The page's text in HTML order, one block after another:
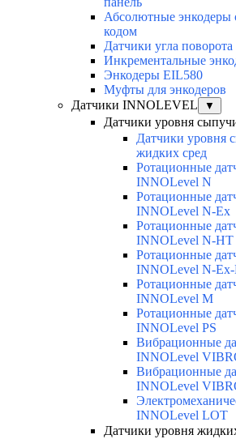
Абсолютные энкодеры
кодом
Датчики угла
Инкрементальные
Энкодеры EIL580
Муфты для энкодеров
Датчики INNOLEVEL
▼
Датчики уровня
Датчики уровня
жидких сред
Ротационные
INNOLevel N
Ротационные
INNOLevel N-Ex
Ротационные
INNOLevel N-HT
Ротационные
INNOLevel N-
Ротационные
INNOLevel M
Ротационные
INNOLevel PS
Вибрационные
INNOLevel
Вибрационные
INNOLevel
INNOLevel LOT
Датчики уровня